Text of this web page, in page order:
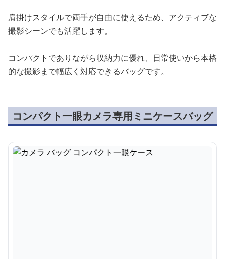
肩掛けスタイルで両手が自由に使えるため、アクティブな
撮影シーンでも活躍します。
コンパクトでありながら収納力に優れ、日常使いから本格
的な撮影まで幅広く対応できるバッグです。
コンパクト一眼カメラ専用ミニケースバッグ